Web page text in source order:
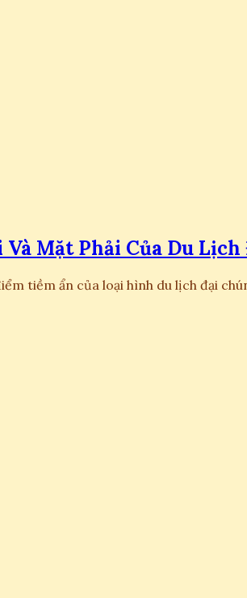
Mặt Phải Của Du
tiềm ẩn của loại hình du lịch đại